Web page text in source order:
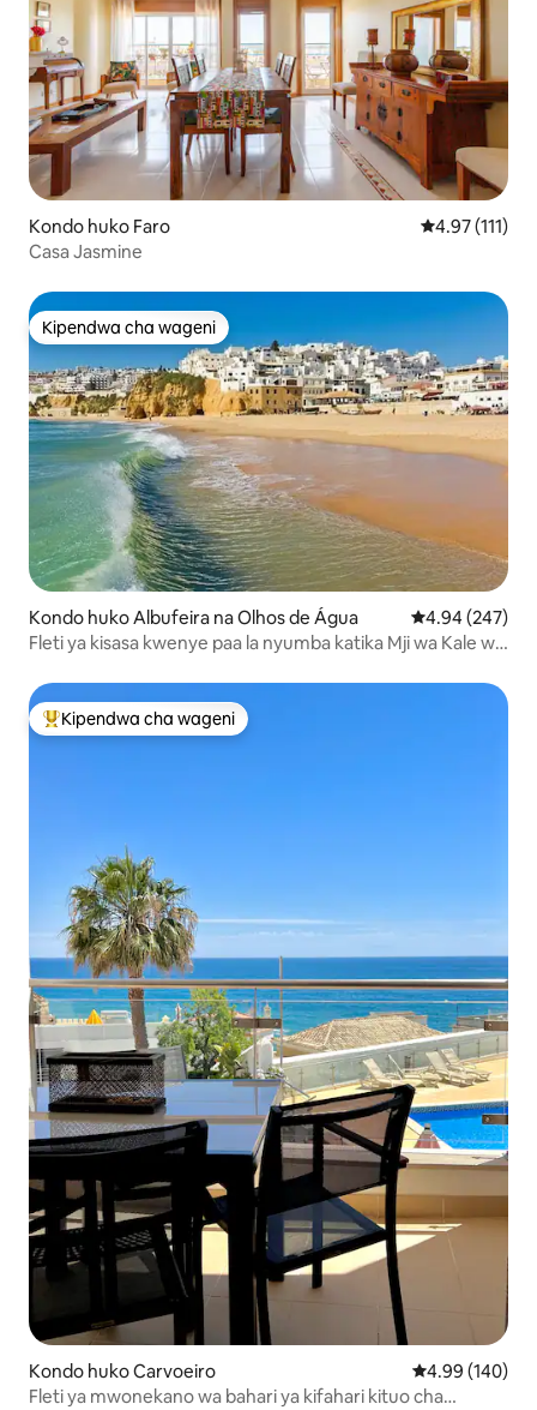
Kondo huko Faro Ukadiriaji wa
4.97 (111)
Casa Jasmine
Kipendwa cha wageni
Kipendwa cha wageni
Kondo huko Albufeira na Olhos de Água Ukadiriaji wa
4.94 (247)
Fleti ya kisasa kwenye paa la nyumba katika Mji wa Kale wa
Kipendwa maarufu cha wageni
Kipendwa cha wageni
Kondo huko Carvoeiro Ukadiriaji wa
4.99 (140)
Fleti ya mwonekano wa bahari ya kifahari kituo cha